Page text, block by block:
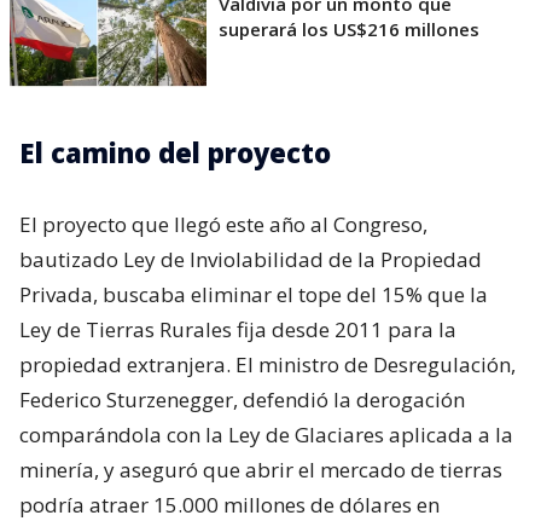
superará los US$216 millones
El camino del proyecto
El proyecto que llegó este año al Congreso,
bautizado Ley de Inviolabilidad de la Propiedad
Privada, buscaba eliminar el tope del 15% que la
Ley de Tierras Rurales fija desde 2011 para la
propiedad extranjera. El ministro de Desregulación,
Federico Sturzenegger, defendió la derogación
comparándola con la Ley de Glaciares aplicada a la
minería, y aseguró que abrir el mercado de tierras
podría atraer 15.000 millones de dólares en